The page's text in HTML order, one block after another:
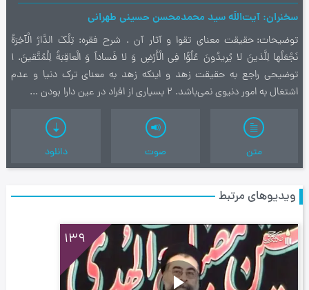
سخنران آیت‌اللَه سید محمدمحسن حسینی طهرانی
توضیحات حقيقت معناي تقوا و آثار آن . شرح فقره: تِلْكَ الدَّارُ الْآخِرَةُ
نَجْعَلُها لِلَّذينَ لا يُريدُونَ عُلُوًّا فِي الْأَرْضِ وَ لا فَساداً وَ الْعاقِبَةُ لِلْمُتَّقينَ. 1
توضيحي راجع به حقيقت زهد و اينكه زهد به معناي ترك دنيا و عدم
اشتغال به امور دنيوي نمي‌باشد. 2 بسياري از افراد در عين دارا بودن ...
متن صوت دانلود
ویدیوهای مرتبط
139